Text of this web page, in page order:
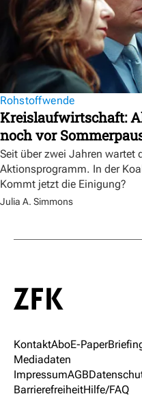
Rohstoffwende
Kreislaufwirtschaft:
noch vor
Seit über zwei Jahren wartet
Aktionsprogramm. In der
Kommt jetzt die Einigung?
Julia A. Simmons
KontaktAboE-Paper
Mediadaten
ImpressumAGB
BarrierefreiheitHilfe/FAQ